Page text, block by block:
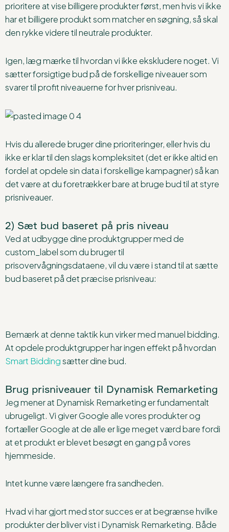
prioritere at vise billigere produkter først, men hvis vi ikke
har et billigere produkt som matcher en søgning, så skal
den rykke videre til neutrale produkter.
Igen, læg mærke til hvordan vi ikke ekskludere noget. Vi
sætter forsigtige bud på de forskellige niveauer som
svarer til profit niveauerne for hver prisniveau.
Hvis du allerede bruger dine prioriteringer, eller hvis du
ikke er klar til den slags kompleksitet (det er ikke altid en
fordel at opdele sin data i forskellige kampagner) så kan
det være at du foretrækker bare at bruge bud til at styre
prisniveauer.
2) Sæt bud baseret på pris niveau
Ved at udbygge dine produktgrupper med de
custom_label som du bruger til
prisovervågningsdataene, vil du være i stand til at sætte
bud baseret på det præcise prisniveau:
Bemærk at denne taktik kun virker med manuel bidding.
At opdele produktgrupper har ingen effekt på hvordan
Smart Biddingsætter dine bud.
Brug prisniveauer til Dynamisk Remarketing
Jeg mener at Dynamisk Remarketing er fundamentalt
ubrugeligt. Vi giver Google alle vores produkter og
fortæller Google at de alle er lige meget værd bare fordi
at et produkt er blevet besøgt en gang på vores
hjemmeside.
Intet kunne være længere fra sandheden.
Hvad vi har gjort med stor succes er at begrænse hvilke
produkter der bliver vist i Dynamisk Remarketing. Både